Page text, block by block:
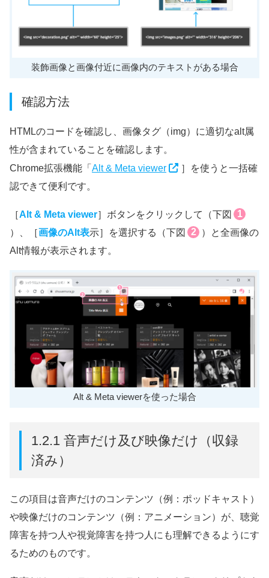
装飾画像と画像付近に画像内のテキストがある場合
確認方法
HTMLのコードを確認し、画像タグ（img）に適切なalt属
性が含まれていることを確認します。
Chrome拡張機能「 Alt & Meta viewer
］を使うと一括確
認できて便利です。
［Alt & Meta viewer］ボタンをクリックして（下図
1
）、［画像のAlt表示］を選択する（下図 2
）と全画像の
Alt情報が表示されます。
Alt & Meta viewerを使った場合
1.2.1 音声だけ及び映像だけ（収録
済み）
この項目は音声だけのコンテンツ（例：ポッドキャスト）
や映像だけのコンテンツ（例：アニメーション）が、聴覚
障害を持つ人や視覚障害を持つ人にも理解できるようにす
るためのものです。